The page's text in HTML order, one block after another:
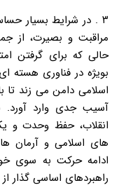
۳ . در شرایط بسیار
مراقبت و بصیرت، از
حالی که برای گرفتن
بویژه در فناوری هسته
اسلامی دامن می زند تا
آسیب جدی وارد آورد.
انقلاب، حفظ وحدت و
های اسلامی و آرمان
ادامه حرکت به سوی
راهبردهای اساسی گذار